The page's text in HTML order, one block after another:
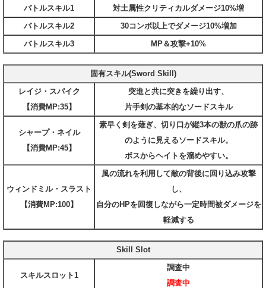
バトルスキル1
対土属性クリティカルダメージ10%増
バトルスキル2
30コンボ以上でダメージ10%増加
バトルスキル3
MP＆攻撃+10%
固有スキル(Sword Skill)
レイジ・スパイク
【消費MP:35】
突進と共に突きを繰り出す、
片手剣の基本的なソードスキル
シャープ・ネイル
【消費MP:45】
素早く剣を薙ぎ、切り口が縦3本の獣の爪の跡
のように見えるソードスキル。
ボスからヘイトを溜めやすい。
ウィンドミル・スラスト
【消費MP:100】
風の流れを利用して敵の背後に回り込み攻撃
し、
自分のHPを回復しながら一定時間被ダメージを
軽減する
Skill Slot
スキルスロット1
調査中
調査中